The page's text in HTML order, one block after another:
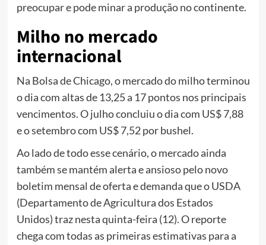
preocupar e pode minar a produção no continente.
Milho no mercado
internacional
Na Bolsa de Chicago, o mercado do milho terminou
o dia com altas de 13,25 a 17 pontos nos principais
vencimentos. O julho concluiu o dia com US$ 7,88
e o setembro com US$ 7,52 por bushel.
Ao lado de todo esse cenário, o mercado ainda
também se mantém alerta e ansioso pelo novo
boletim mensal de oferta e demanda que o USDA
(Departamento de Agricultura dos Estados
Unidos) traz nesta quinta-feira (12). O reporte
chega com todas as primeiras estimativas para a